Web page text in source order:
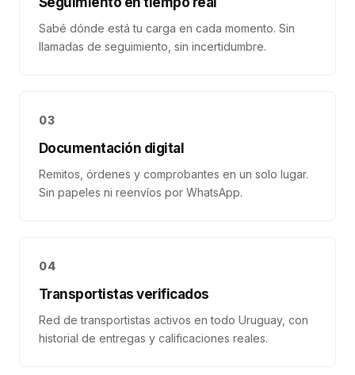
Sabé dónde está tu carga en cada momento. Sin
llamadas de seguimiento, sin incertidumbre.
03
Documentación digital
Remitos, órdenes y comprobantes en un solo lugar.
Sin papeles ni reenvíos por WhatsApp.
04
Transportistas verificados
Red de transportistas activos en todo Uruguay, con
historial de entregas y calificaciones reales.